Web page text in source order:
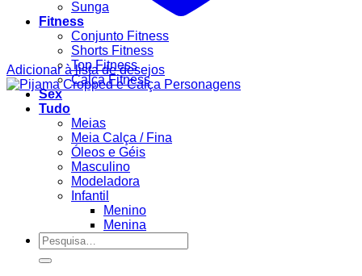
Sunga
Fitness
Conjunto Fitness
Shorts Fitness
Top Fitness
Calça Fitness
Sex
Tudo
Meias
Meia Calça / Fina
Óleos e Géis
Masculino
Modeladora
Infantil
Menino
Menina
Pesquisar
por:
Adicionar à lista de desejos